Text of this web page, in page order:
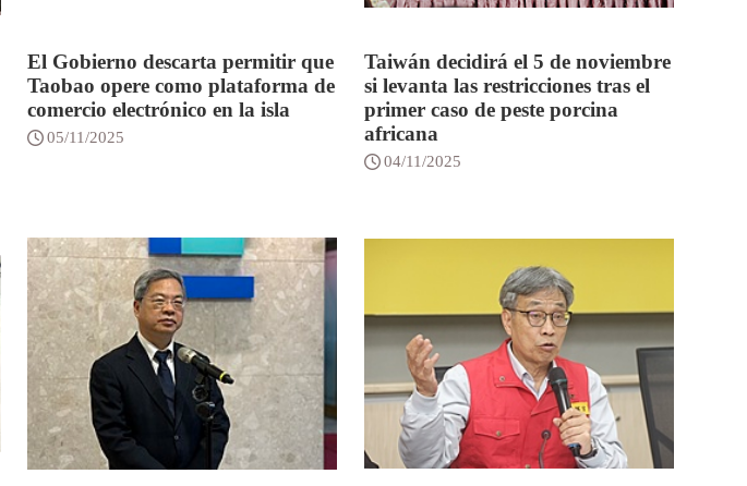
El Gobierno descarta permitir que
Taobao opere como plataforma de
comercio electrónico en la isla
05/11/2025
Taiwán decidirá el 5 de noviembre
si levanta las restricciones tras el
primer caso de peste porcina
africana
04/11/2025